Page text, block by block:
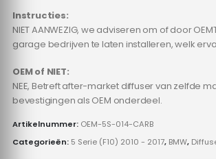
Instructies:
NIET AANWEZIG, we adviseren om of door
garage bedrijven te laten installeren, welk
OEM of NIET:
NEE, Betreft after-market diffuser van zelfde
bevestigingen als OEM onderdeel.
Artikelnummer: OEM-5S-014-CARB
Categorieën: 5 Serie (F10) 2010 - 2017, BMW,